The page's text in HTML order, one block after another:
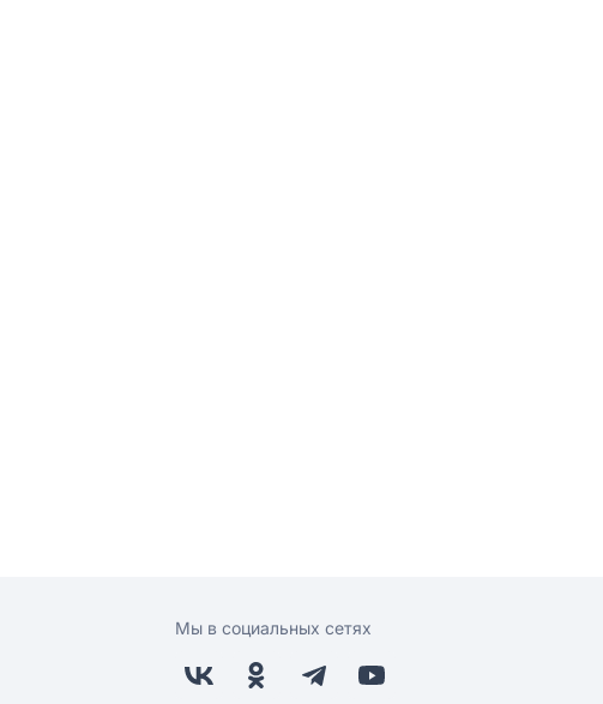
Мы в социальных сетях